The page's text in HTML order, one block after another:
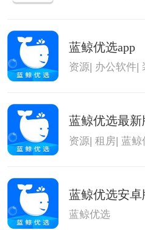
蓝鲸优选app
资源 办公软件
蓝鲸优选最新
资源|租房|蓝鲸
蓝鲸优选安卓
蓝鲸优选